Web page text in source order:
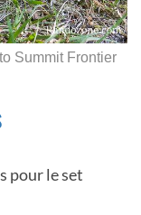
Summit Frontier
pour le set